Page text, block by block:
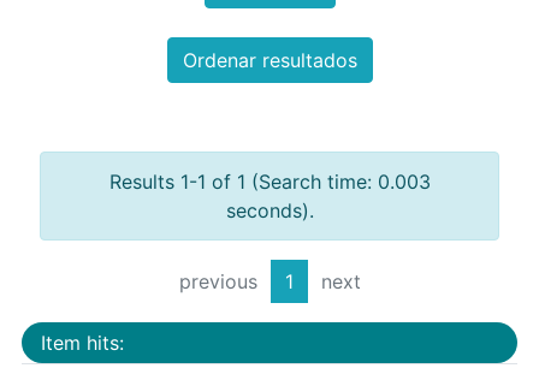
Ordenar resultados
Results 1-1 of 1 (Search time: 0.003
seconds).
previous 1 next
Item hits: